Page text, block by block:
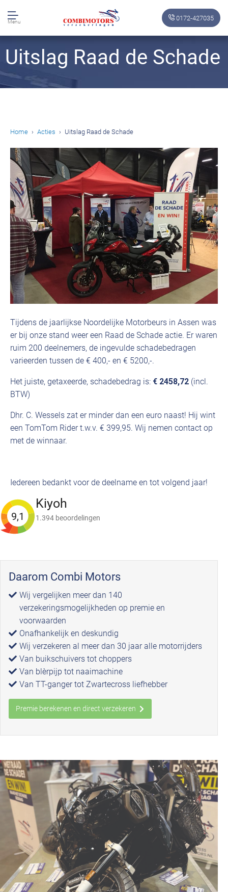
Menu 0172-427035
Uitslag Raad de Schade
Home Acties Uitslag Raad de Schade
Tijdens de jaarlijkse Noordelijke Motorbeurs in Assen was
er bij onze stand weer een Raad de Schade actie. Er waren
ruim 200 deelnemers, de ingevulde schadebedragen
varieerden tussen de € 400,- en € 5200,-.
Het juiste, getaxeerde, schadebedrag is: € 2458,72 (incl.
BTW)
Dhr. C. Wessels zat er minder dan een euro naast! Hij wint
een TomTom Rider t.w.v. € 399,95. Wij nemen contact op
met de winnaar.
Iedereen bedankt voor de deelname en tot volgend jaar!
9,1
Kiyoh
1.394 beoordelingen
Daarom Combi Motors
Wij vergelijken meer dan 140
verzekeringsmogelijkheden op premie en
voorwaarden
Onafhankelijk en deskundig
Wij verzekeren al meer dan 30 jaar alle motorrijders
Van buikschuivers tot choppers
Van blèrpijp tot naaimachine
Van TT-ganger tot Zwartecross liefhebber
Premie berekenen en direct verzekeren